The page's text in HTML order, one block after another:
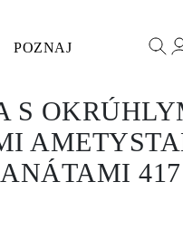
POZNAJ
S